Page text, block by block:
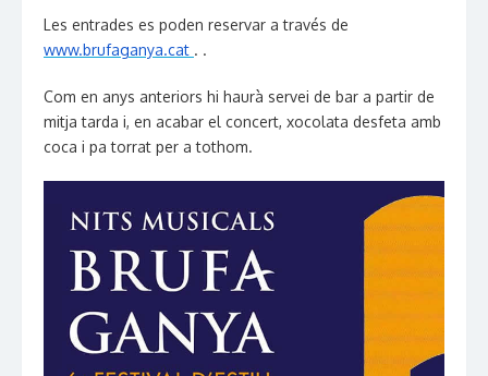
Les entrades es poden reservar a través de
www.brufaganya.cat . .
Com en anys anteriors hi haurà servei de bar a partir de
mitja tarda i, en acabar el concert, xocolata desfeta amb
coca i pa torrat per a tothom.